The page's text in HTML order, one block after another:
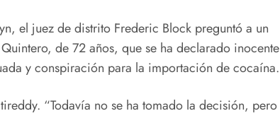
el juez de distrito Frederic Block preguntó a un
de 72 años, que se ha declarado inocente
y conspiración para la importación de cocaína.
“Todavía no se ha tomado la decisión, pero